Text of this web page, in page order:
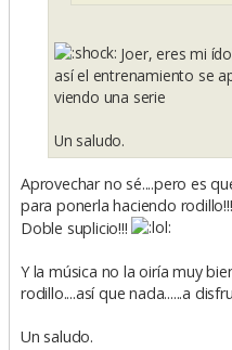
Joer, eres mi
así el entrenamiento se
viendo una serie
Un saludo.
Aprovechar no sé....pero es
para ponerla haciendo rodillo!!!
Doble suplicio!!!
Y la música no la oiría muy
rodillo....así que nada......a
Un saludo.